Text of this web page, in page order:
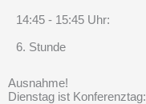
14:45 - 15:45 Uhr:
6. Stunde
Ausnahme!
Dienstag ist Konferenztag: